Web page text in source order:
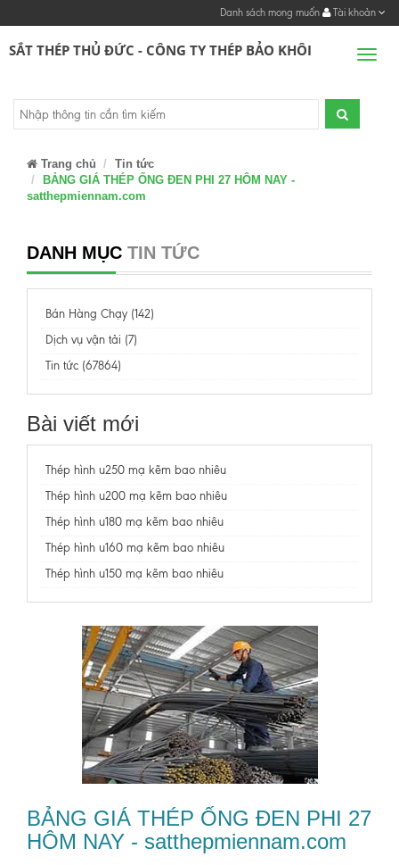
Danh sách mong muốn Tài khoản
SẮT THÉP THỦ ĐỨC - CÔNG TY THÉP BẢO KHÔI
Trang chủ
Tin tức
BẢNG GIÁ THÉP ỐNG ĐEN PHI 27 HÔM NAY -
satthepmiennam.com
DANH MỤC TIN TỨC
Bán Hàng Chạy (142)
Dịch vụ vận tải (7)
Tin tức (67864)
Bài viết mới
Thép hình u250 mạ kẽm bao nhiêu
Thép hình u200 mạ kẽm bao nhiêu
Thép hình u180 mạ kẽm bao nhiêu
Thép hình u160 mạ kẽm bao nhiêu
Thép hình u150 mạ kẽm bao nhiêu
BẢNG GIÁ THÉP ỐNG ĐEN PHI 27
HÔM NAY - satthepmiennam.com